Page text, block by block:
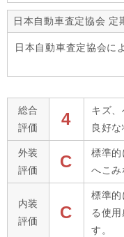
日本自動車査定協会 定
日本自動車査定協会に
総合
評価
4
キズ
良好な
外装
評価
C
標準
へこみ
内装
評価
C
標準
る使
す。